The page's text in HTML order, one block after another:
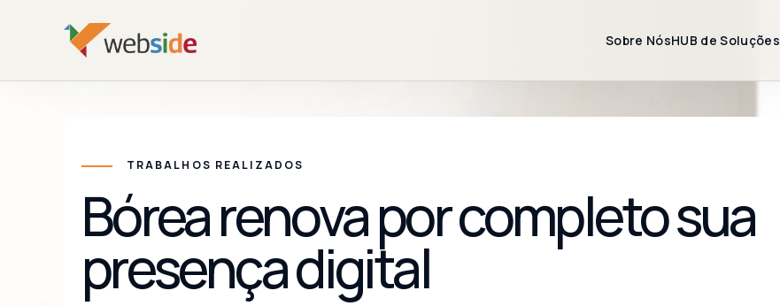
Sobre NósHUB de Soluções
TRABALHOS REALIZADOS
Bórea renova por completo sua
presença digital